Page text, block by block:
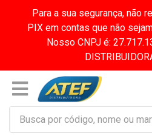
Para a sua segurança, não
PIX em contas que não
Nosso CNPJ é: